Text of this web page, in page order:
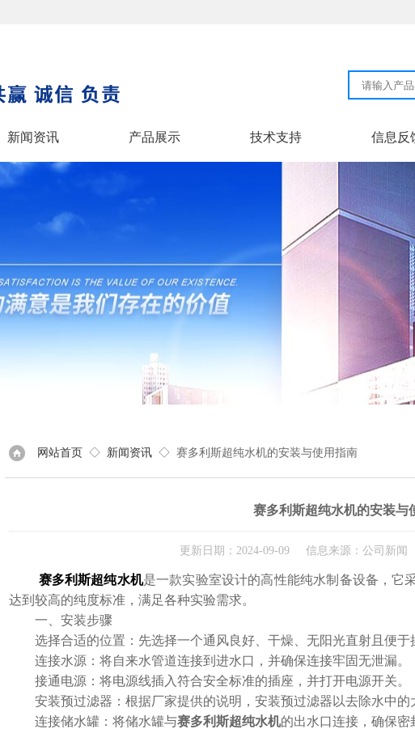
新闻资讯 产品展示 技术支持 信息反
网站首页 ◇ 新闻资讯 ◇ 赛多利斯超纯水机的安装与使用指南
赛多利斯超纯水机的安装与
更新日期：2024-09-09 信息来源：公司新
赛多利斯超纯水机是一款实验室设计的高性能纯水制备设备，它
达到较高的纯度标准，满足各种实验需求。
一、安装步骤
选择合适的位置：先选择一个通风良好、干燥、无阳光直射且便于
连接水源：将自来水管道连接到进水口，并确保连接牢固无泄漏。
接通电源：将电源线插入符合安全标准的插座，并打开电源开关。
安装预过滤器：根据厂家提供的说明，安装预过滤器以去除水中的
连接储水罐：将储水罐与赛多利斯超纯水机的出水口连接，确保密